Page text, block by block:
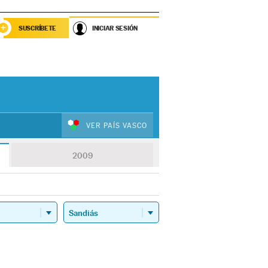
SUSCRÍBETE INICIAR SESIÓN
VER PAÍS VASCO
2009